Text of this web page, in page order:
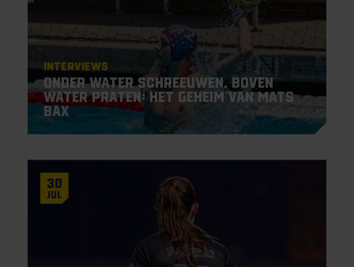
Interviews
Onder water schreeuwen, boven
water praten: het geheim van Mats
Bax
30
Jul